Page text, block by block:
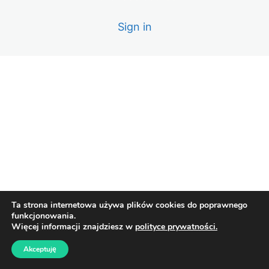
8. Montaż oświetlenia LED nad lustrem w łazience
15. Montaż lustra kosmetycznego wraz z naprawą
16. Montaż czarne lampy LED na lamelach
17. Montaż miski WC i przycisku Geberit
Sign in
Ta strona internetowa używa plików cookies do poprawnego
funkcjonowania.
Więcej informacji znajdziesz w polityce prywatności.
Akceptuję